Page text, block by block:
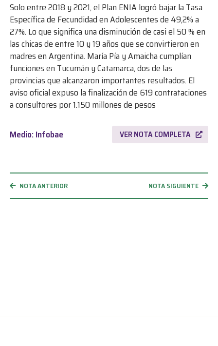
Solo entre 2018 y 2021, el Plan ENIA logró bajar la Tasa
Específica de Fecundidad en Adolescentes de 49,2% a
27%. Lo que significa una disminución de casi el 50 % en
las chicas de entre 10 y 19 años que se convirtieron en
madres en Argentina. María Pía y Amaicha cumplían
funciones en Tucumán y Catamarca, dos de las
provincias que alcanzaron importantes resultados. El
aviso oficial expuso la finalización de 619 contrataciones
a consultores por 1.150 millones de pesos
Medio: Infobae VER NOTA COMPLETA
NOTA ANTERIOR NOTA SIGUIENTE